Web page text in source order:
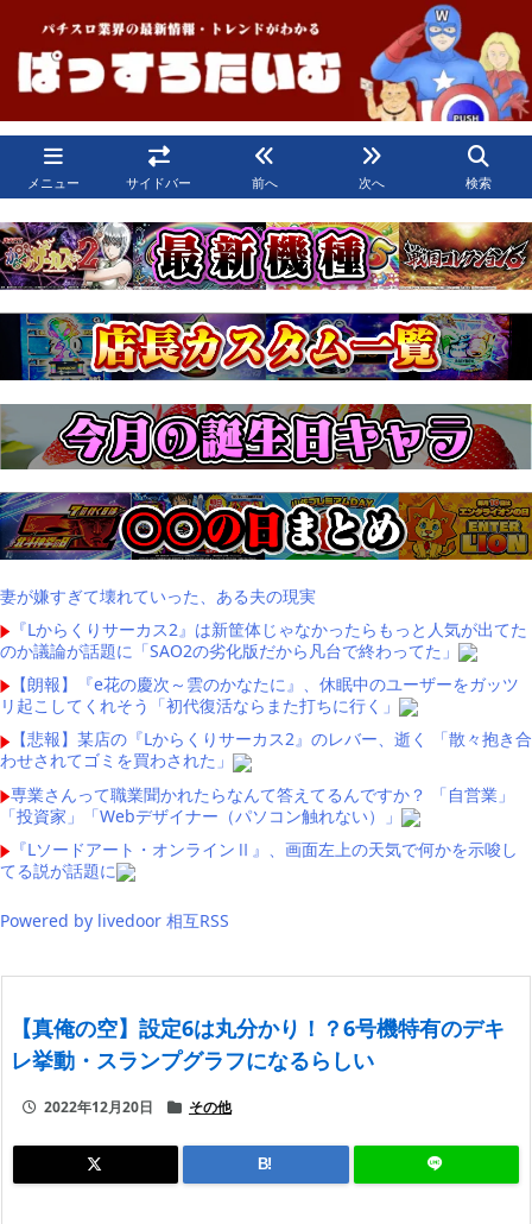
メニュー サイドバー 前へ 次へ 検索
妻が嫌すぎて壊れていった、ある夫の現実
『Lからくりサーカス2』は新筐体じゃなかったらもっと人気が出てた
のか議論が話題に「SAO2の劣化版だから凡台で終わってた」
【朗報】『e花の慶次～雲のかなたに』、休眠中のユーザーをガッツ
リ起こしてくれそう「初代復活ならまた打ちに行く」
【悲報】某店の『Lからくりサーカス2』のレバー、逝く 「散々抱き合
わせされてゴミを買わされた」
専業さんって職業聞かれたらなんて答えてるんですか？ 「自営業」
「投資家」「Webデザイナー（パソコン触れない）」
『Lソードアート・オンラインⅡ』、画面左上の天気で何かを示唆し
てる説が話題に
Powered by livedoor 相互RSS
【真俺の空】設定6は丸分かり！？6号機特有のデキ
レ挙動・スランプグラフになるらしい
2022年12月20日 その他
B!